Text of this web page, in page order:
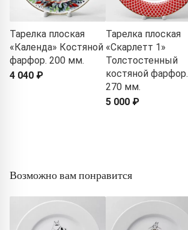
Тарелка плоская
«Календа» Костяной
фарфор. 200 мм.
4 040 ₽
Тарелка плоская
«Скарлетт 1»
Толстостенный
костяной фарфор.
270 мм.
5 000 ₽
Возможно вам понравится